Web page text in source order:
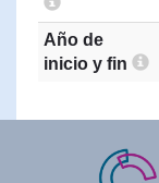
Año de
inicio y fin